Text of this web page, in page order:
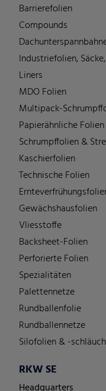
Barrierefolien
Compounds
Industriefolien,
Liners
MDO Folien
Multipack-
Papierähnliche Folien
Schrumpffolien &
Kaschierfolien
Technische Folien
Gewächshausfolien
Vliesstoffe
Backsheet-Folien
Perforierte Folien
Spezialitäten
Palettennetze
Rundballenfolie
Rundballennetze
Silofolien & -
RKW SE
Headquarters